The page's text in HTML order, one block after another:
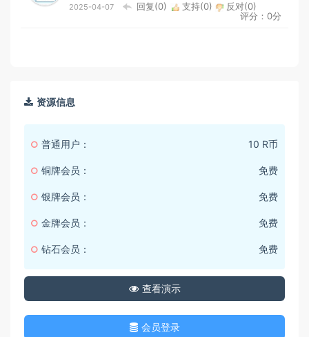
2025-04-07 回复(0) 支持(0) 反对(0)
评分：0分
资源信息
普通用户： 10 R币
铜牌会员： 免费
银牌会员： 免费
金牌会员： 免费
钻石会员： 免费
查看演示
会员登录